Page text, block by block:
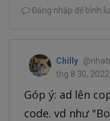
Đăng nhập để bình
Chilly
thg 8 30,
Góp ý: ad lên
code. vd như